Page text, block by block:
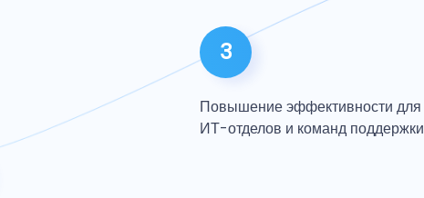
3
Повышение эффективности для
ИТ-отделов и команд поддержки